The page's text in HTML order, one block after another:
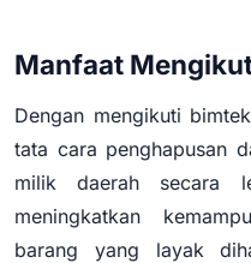
Manfaat
Dengan mengikuti
tata cara penghapusan
milik daerah secara
meningkatkan
barang yang layak